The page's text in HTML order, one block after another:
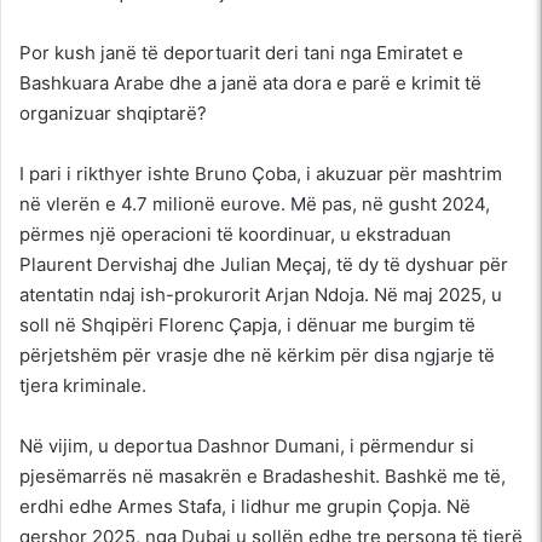
Por kush janë të deportuarit deri tani nga Emiratet e
Bashkuara Arabe dhe a janë ata dora e parë e krimit të
organizuar shqiptarë?
I pari i rikthyer ishte Bruno Çoba, i akuzuar për mashtrim
në vlerën e 4.7 milionë eurove. Më pas, në gusht 2024,
përmes një operacioni të koordinuar, u ekstraduan
Plaurent Dervishaj dhe Julian Meçaj, të dy të dyshuar për
atentatin ndaj ish-prokurorit Arjan Ndoja. Në maj 2025, u
soll në Shqipëri Florenc Çapja, i dënuar me burgim të
përjetshëm për vrasje dhe në kërkim për disa ngjarje të
tjera kriminale.
Në vijim, u deportua Dashnor Dumani, i përmendur si
pjesëmarrës në masakrën e Bradasheshit. Bashkë me të,
erdhi edhe Armes Stafa, i lidhur me grupin Çopja. Në
qershor 2025, nga Dubai u sollën edhe tre persona të tjerë